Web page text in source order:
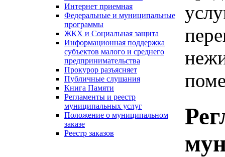
Интернет приемная
Федеральные и муниципальные
программы
ЖКХ и Социальная защита
Информационная поддержка
субъектов малого и среднего
предпринимательства
Прокурор разъясняет
Публичные слушания
Книга Памяти
Регламенты и реестр
муниципальных услуг
Положение о муниципальном
заказе
Реестр заказов